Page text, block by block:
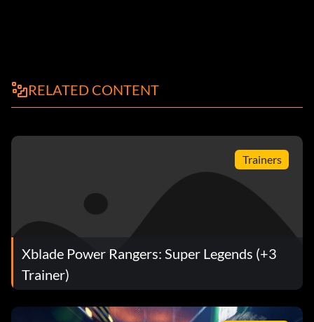
RELATED CONTENT
Trainers
Xblade Power Rangers: Super Legends (+3
Trainer)